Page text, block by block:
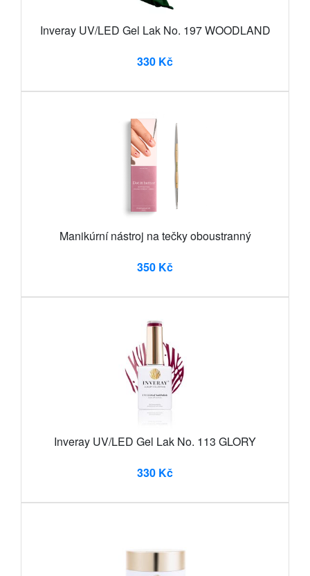
Inveray UV/LED Gel Lak No. 197 WOODLAND
330 Kč
Manikúrní nástroj na tečky oboustranný
350 Kč
Inveray UV/LED Gel Lak No. 113 GLORY
330 Kč